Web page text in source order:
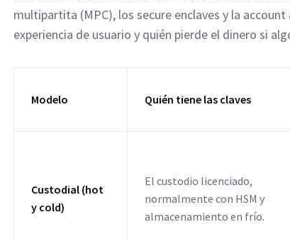
multipartita (MPC), los secure enclaves y la
experiencia de usuario y quién pierde el dinero si
Modelo Quién tiene las claves
Custodial (hot
y cold)
El custodio licenciado,
normalmente con HSM y
almacenamiento en frío.